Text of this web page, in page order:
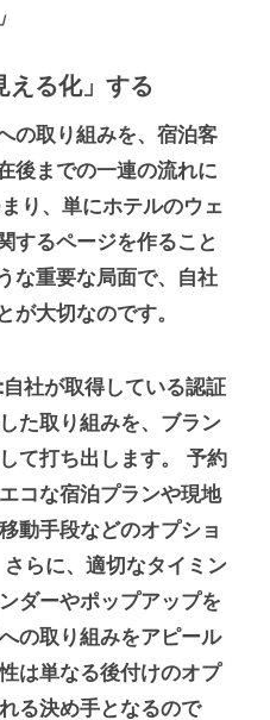
」
える化」する
の取り組みを、宿泊客
後までの一連の流れに
り、単にホテルのウェ
するページを作ること
な重要な局面で、自社
が大切なのです。
自社が取得している認証
た取り組みを、ブラン
て打ち出します。 予約
コな宿泊プランや現地
動手段などのオプショ
らに、適切なタイミン
ダーやポップアップを
の取り組みをアピール
は単なる後付けのオプ
る決め手となるので